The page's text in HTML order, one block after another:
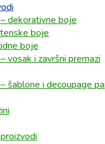
dekorativne boje
boje
boje
vosak i završni premazi
šablone i decoupage